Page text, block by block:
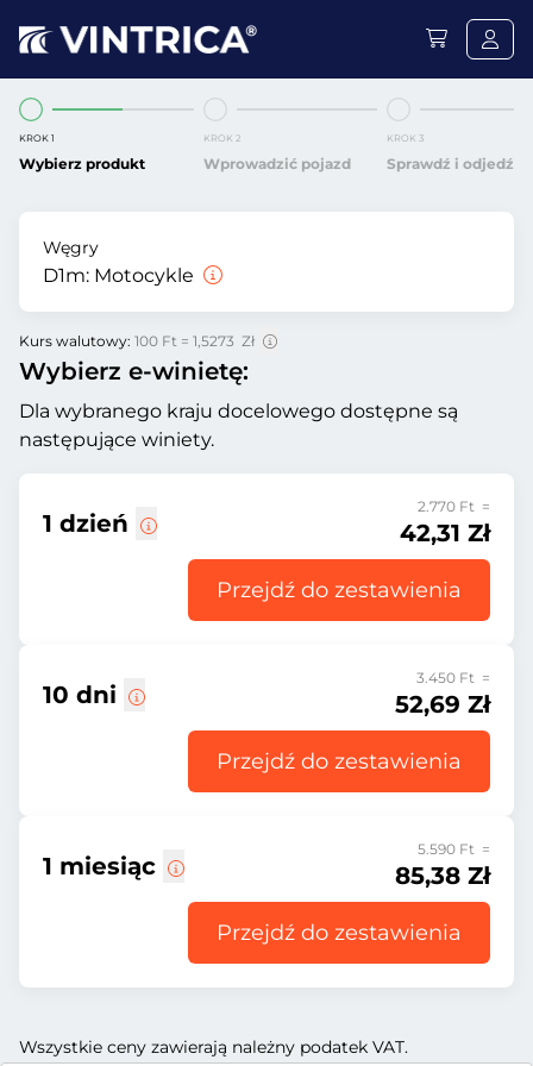
KROK 1
Wybierz produkt
KROK 2
Wprowadzić pojazd
KROK 3
Sprawdź i odjedź
Węgry
D1m: Motocykle
Kurs walutowy: 100 Ft = 1,5273 Zł
Wybierz e-winietę:
Dla wybranego kraju docelowego dostępne są
następujące winiety.
1 dzień
2.770 Ft =
42,31 Zł
Przejdź do zestawienia
10 dni
3.450 Ft =
52,69 Zł
Przejdź do zestawienia
1 miesiąc
5.590 Ft =
85,38 Zł
Przejdź do zestawienia
Wszystkie ceny zawierają należny podatek VAT.